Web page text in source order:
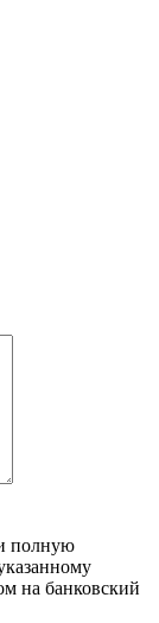
полную
на банковский